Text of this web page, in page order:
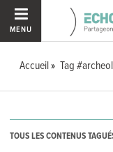
MENU
Accueil Tag
TOUS LES CONTENUS